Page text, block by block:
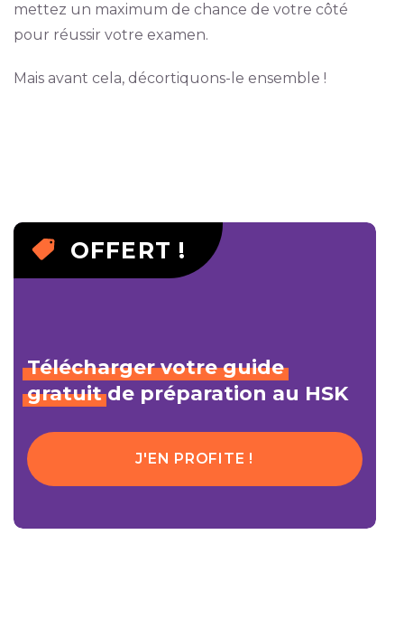
mettez un maximum de chance de votre côté
pour réussir votre examen.
Mais avant cela, décortiquons-le ensemble !
OFFERT !
Télécharger votre guide
gratuitde préparation au HSK
J'EN PROFITE !